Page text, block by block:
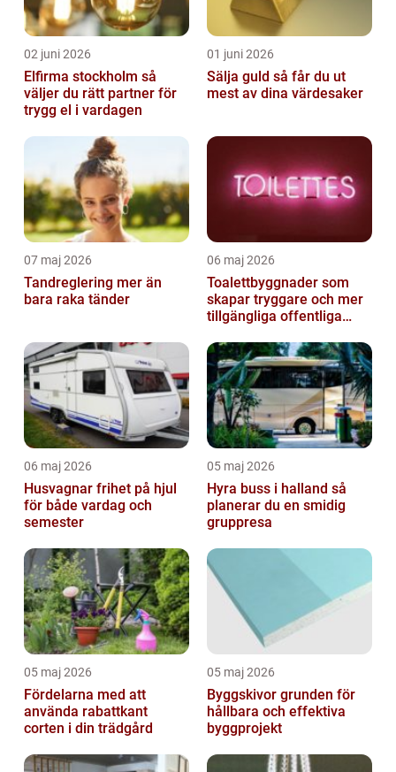
02 juni 2026
Elfirma stockholm så
väljer du rätt partner för
trygg el i vardagen
01 juni 2026
Sälja guld så får du ut
mest av dina värdesaker
07 maj 2026
Tandreglering mer än
bara raka tänder
06 maj 2026
Toalettbyggnader som
skapar tryggare och mer
tillgängliga offentliga
06 maj 2026
Husvagnar frihet på hjul
för både vardag och
semester
05 maj 2026
Hyra buss i halland så
planerar du en smidig
gruppresa
05 maj 2026
Fördelarna med att
använda rabattkant
corten i din trädgård
05 maj 2026
Byggskivor grunden för
hållbara och effektiva
byggprojekt